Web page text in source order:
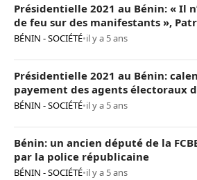
Présidentielle 2021 au Bénin: « Il
de feu sur des manifestants »,
BÉNIN - SOCIÉTÉ•il y a 5 ans
Présidentielle 2021 au Bénin:
payement des agents électoraux
BÉNIN - SOCIÉTÉ•il y a 5 ans
Bénin: un ancien député de la
par la police républicaine
BÉNIN - SOCIÉTÉ•il y a 5 ans